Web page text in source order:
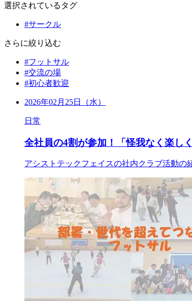
選択されているタグ
#サークル
さらに絞り込む
#フットサル
#交流の場
#初心者歓迎
2026年02月25日（水）
日常
全社員の4割が参加！「怪我なく楽し
アシストテックフェイスの社内クラブ活動の